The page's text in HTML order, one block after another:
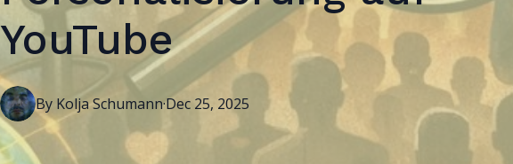
YouTube
Dec 25, 2025
·
By Kolja Schumann